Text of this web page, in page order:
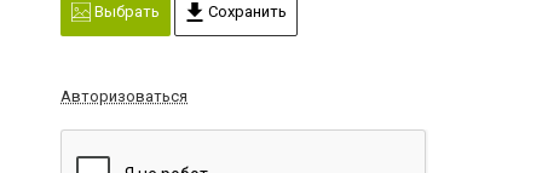
Выбрать
Сохранить
Авторизоваться